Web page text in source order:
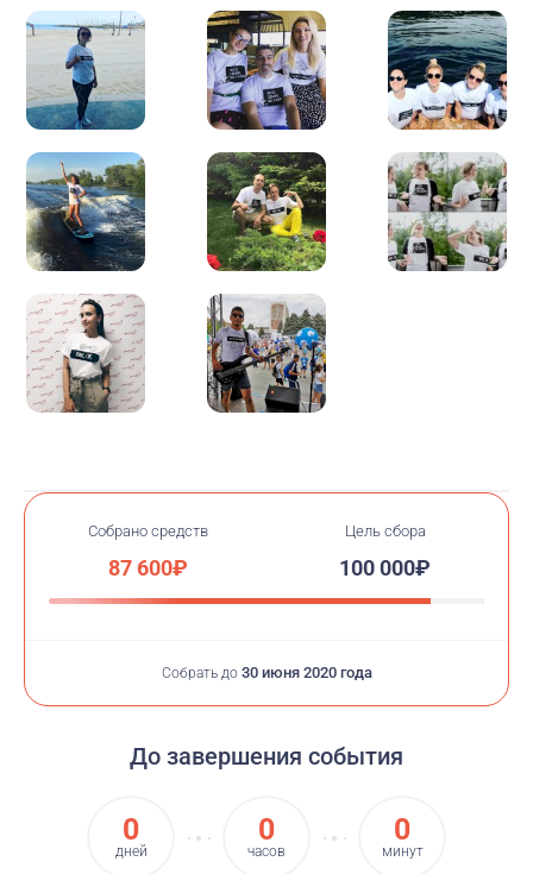
Сделаем этот мир лучше!
Собрано средств
87 600₽
Цель сбора
100 000₽
Собрать до 30 июня 2020 года
До завершения события
0
дней
0
часов
0
минут